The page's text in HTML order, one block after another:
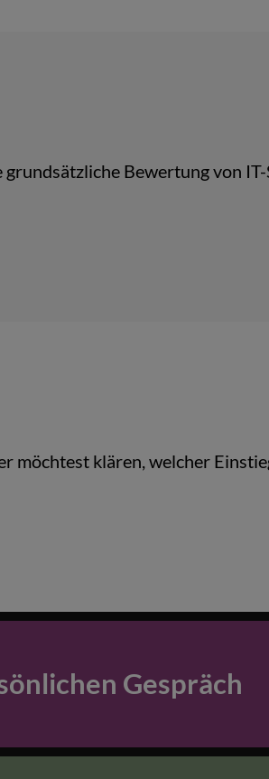
Bewertung von
möchtest klären, welcher
Gespräch